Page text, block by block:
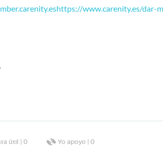
www.carenity.es/dar-
útil |0 Yo apoyo |0